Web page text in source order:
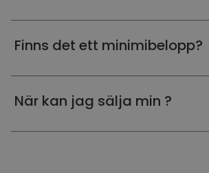
Finns det ett minimibelopp?
När kan jag sälja min ?